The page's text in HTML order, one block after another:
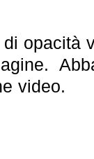
di opacità
video.